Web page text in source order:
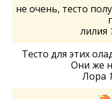
не очень, тесто
лилия
Тесто для этих
Они же
Лора